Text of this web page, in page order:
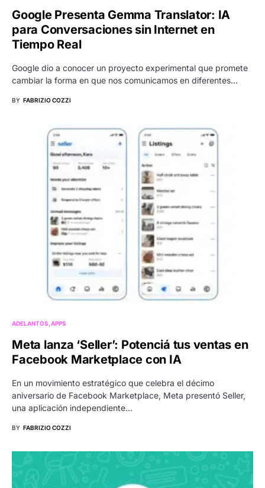
Google Presenta Gemma Translator: IA
para Conversaciones sin Internet en
Tiempo Real
Google dio a conocer un proyecto experimental que promete
cambiar la forma en que nos comunicamos en diferentes…
BY FABRIZIO COZZI
ADELANTOS APPS
Meta lanza ‘Seller’: Potenciá tus ventas en
Facebook Marketplace con IA
En un movimiento estratégico que celebra el décimo
aniversario de Facebook Marketplace, Meta presentó Seller,
una aplicación independiente…
BY FABRIZIO COZZI